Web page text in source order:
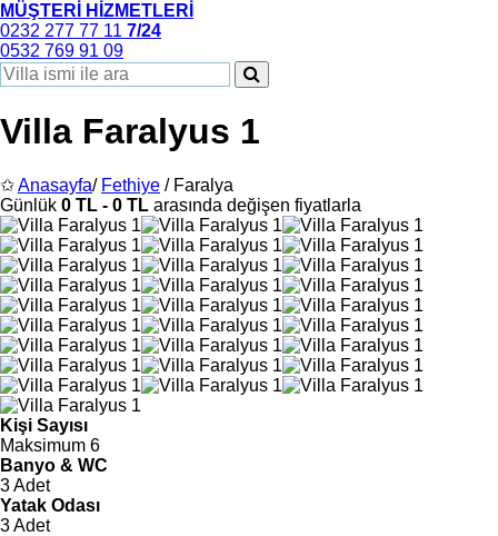
MÜŞTERİ HİZMETLERİ
0232 277 77 11 7/24
0532 769 91 09
Villa Faralyus 1
✩Anasayfa/ Fethiye / Faralya
Günlük 0 TL - 0 TL arasında değişen fiyatlarla
Kişi Sayısı
Maksimum 6
Banyo & WC
3 Adet
Yatak Odası
3 Adet